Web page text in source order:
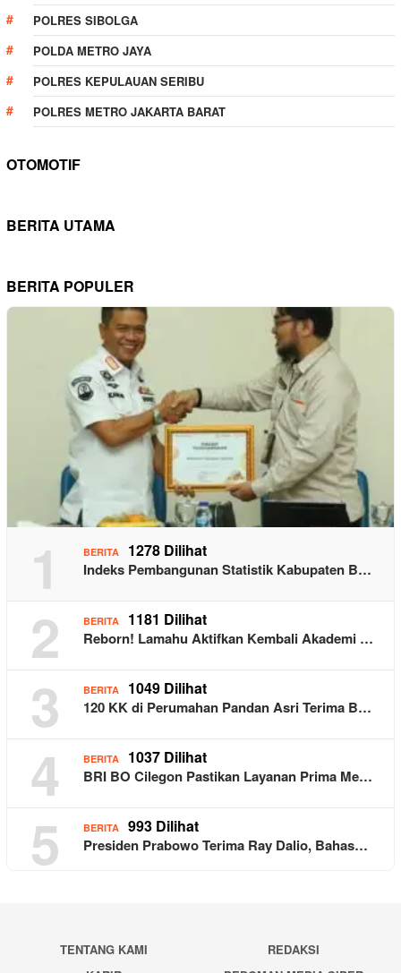
POLRES SIBOLGA
POLDA METRO JAYA
POLRES KEPULAUAN SERIBU
POLRES METRO JAKARTA BARAT
OTOMOTIF
BERITA UTAMA
BERITA POPULER
1 BERITA 1278 Dilihat
Indeks Pembangunan Statistik Kabupaten B…
2 BERITA 1181 Dilihat
Reborn! Lamahu Aktifkan Kembali Akademi …
3 BERITA 1049 Dilihat
120 KK di Perumahan Pandan Asri Terima B…
4 BERITA 1037 Dilihat
BRI BO Cilegon Pastikan Layanan Prima Me…
5 BERITA 993 Dilihat
Presiden Prabowo Terima Ray Dalio, Bahas…
TENTANG KAMI
REDAKSI